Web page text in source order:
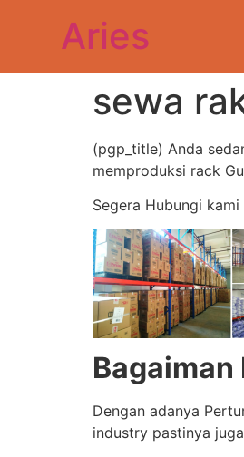
Aries
sewa
(pgp_title) Anda
memproduksi rack
Segera Hubungi
Bagaiman
Dengan adanya
industry pastinya